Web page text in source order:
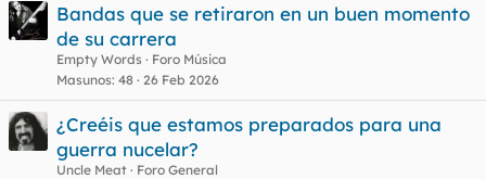
Bandas que se retiraron en un buen momento
de su carrera
Empty Words
Foro Música
Masunos 48 26 Feb 2026
¿Creéis que estamos preparados para una
guerra nucelar?
Uncle Meat
Foro General